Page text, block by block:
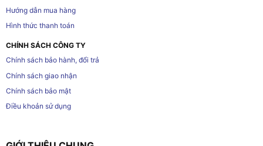
Hướng dẫn mua hàng
Hình thức thanh toán
CHÍNH SÁCH CÔNG TY
Chính sách bảo hành, đổi trả
Chính sách giao nhận
Chính sách bảo mật
Điều khoản sử dụng